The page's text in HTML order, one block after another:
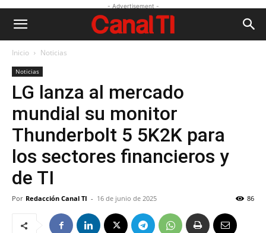
- Advertisement -
Inicio Noticias
Noticias
LG lanza al mercado
mundial su monitor
Thunderbolt 5 5K2K para
los sectores financieros y
de TI
Por Redacción Canal TI - 16 de junio de 2025 86